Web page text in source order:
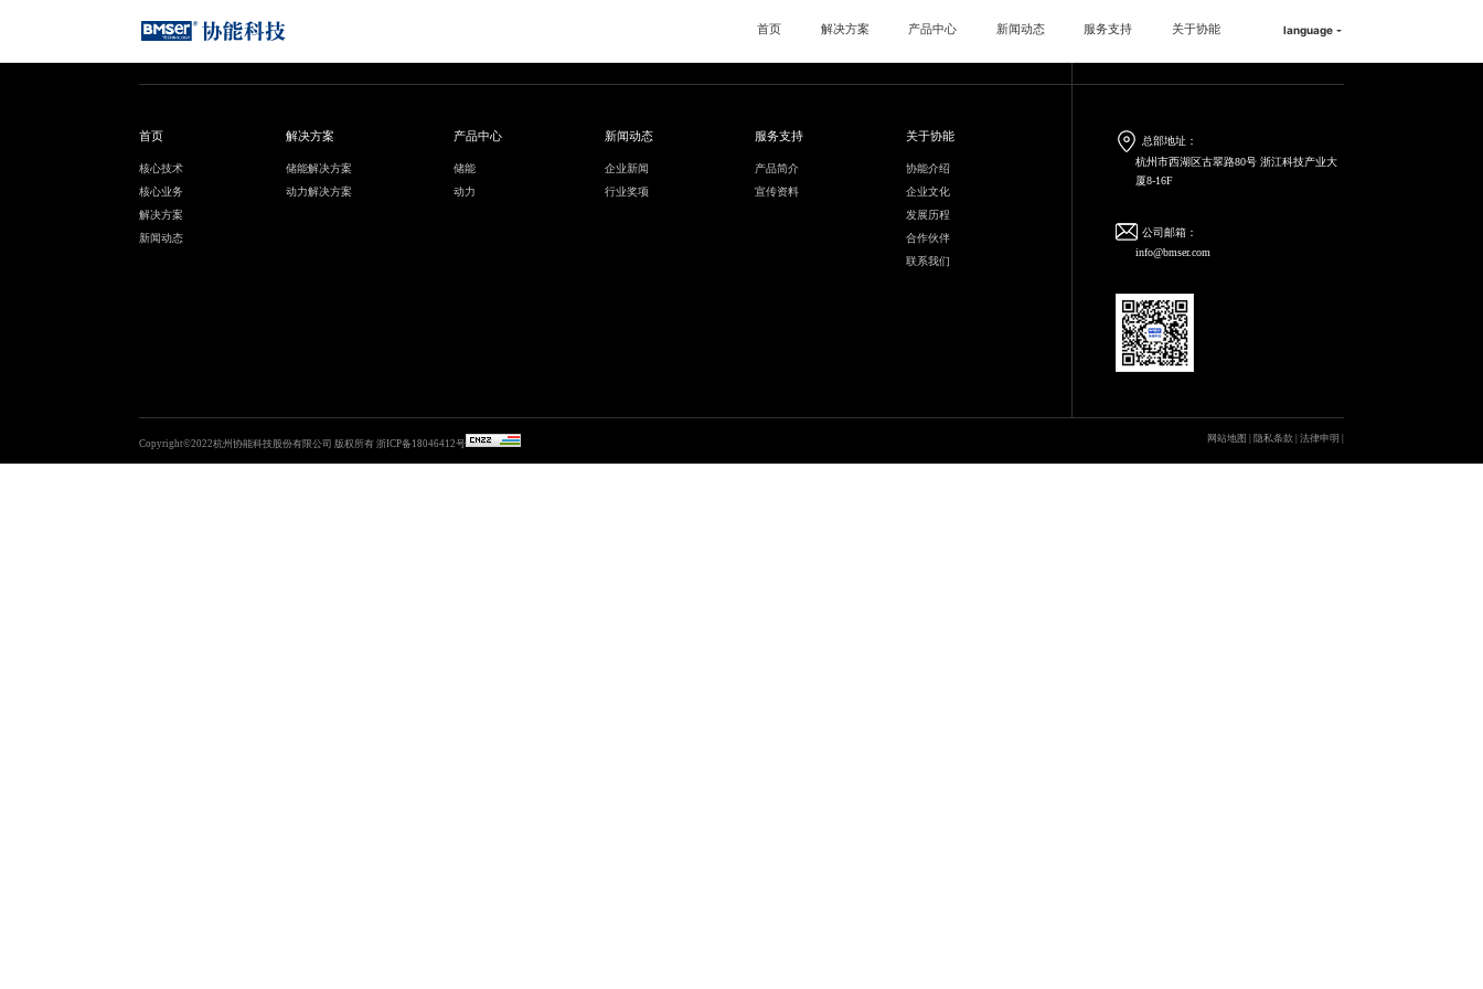
首页 解决方案 产品中心 新闻动态 服务支持 关于协能 language
首页
核心技术
核心业务
解决方案
新闻动态
解决方案
储能解决方案
动力解决方案
产品中心
储能
动力
新闻动态
企业新闻
行业奖项
服务支持
产品简介
宣传资料
关于协能
协能介绍
企业文化
发展历程
合作伙伴
联系我们
总部地址：
杭州市西湖区古翠路80号 浙江科技产业大
厦8-16F
公司邮箱：
info@bmser.com
Copyright©2022杭州协能科技股份有限公司 版权所有 浙ICP备18046412号 网站地图 隐私条款 法律申明